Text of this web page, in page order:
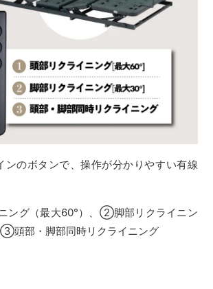
ンのボタンで、操作が分かりやすい有線
ング（最大60°）、②脚部リクライニン
頭部・脚部同時リクライニング